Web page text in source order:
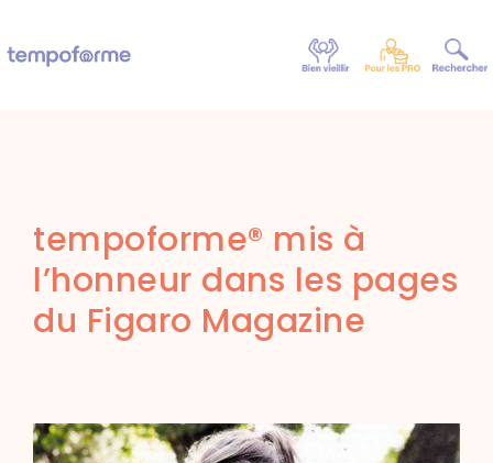
tempoforme® mis à
l’honneur dans les pages
du Figaro Magazine